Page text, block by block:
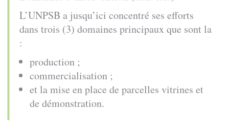
L’UNPSB a jusqu’ici concentré ses efforts
dans trois (3) domaines principaux que sont la
:
production ;
commercialisation ;
et la mise en place de parcelles vitrines et
de démonstration.